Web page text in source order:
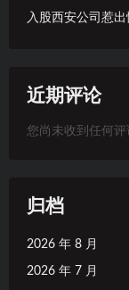
入股西安公司惹
近期评论
您尚未收到任何评
归档
2026 年 8 月
2026 年 7 月